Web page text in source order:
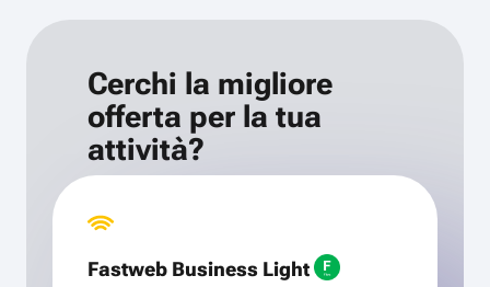
Cerchi la migliore
offerta per la tua
attività?
Fastweb Business Light